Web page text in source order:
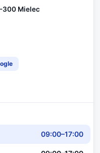
300 Mielec
09:00–17:00